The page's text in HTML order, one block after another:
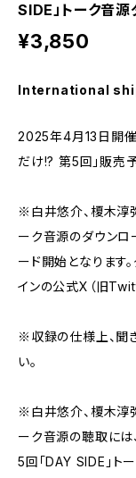
SIDE」トーク音
¥3,850
International
2025年4月13日開催
だけ!? 第5回」販売
※白井悠介、榎木淳
ーク音源のダウン
ード開始となります
インの公式X（旧
※収録の仕様上、聞
い。
※白井悠介、榎木淳
ーク音源の聴取には
5回「DAY SIDE」ト